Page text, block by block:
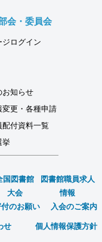
会・委員会
ジログイン
お知らせ
変更・各種申請
配付資料一覧
挙
国図書館
大会
図書館職員求人
情報
のお願い 入会のご案内
せ 個人情報保護方針